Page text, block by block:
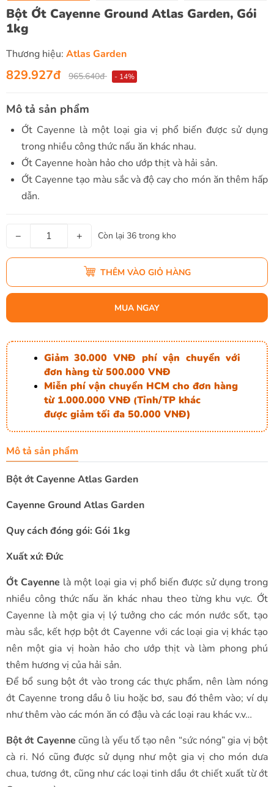
Bột Ớt Cayenne Ground Atlas Garden, Gói
1kg
Thương hiệu: Atlas Garden
829.927đ 965.640đ - 14%
Mô tả sản phẩm
Ớt Cayenne là một loại gia vị phổ biến được sử dụng
trong nhiều công thức nấu ăn khác nhau.
Ớt Cayenne hoàn hảo cho ướp thịt và hải sản.
Ớt Cayenne tạo màu sắc và độ cay cho món ăn thêm hấp
dẫn.
− + Còn lại 36 trong kho
THÊM VÀO GIỎ HÀNG
MUA NGAY
Giảm 30.000 VNĐ phí vận chuyển với
đơn hàng từ 500.000 VNĐ
Miễn phí vận chuyển HCM cho đơn hàng
từ 1.000.000 VNĐ (Tỉnh/TP khác
được giảm tối đa 50.000 VNĐ)
Mô tả sản phẩm
Bột ớt Cayenne Atlas Garden
Cayenne Ground Atlas Garden
Quy cách đóng gói: Gói 1kg
Xuất xứ:Đức
Ớt Cayenne là một loại gia vị phổ biến được sử dụng trong
nhiều công thức nấu ăn khác nhau theo từng khu vực. Ớt
Cayenne là một gia vị lý tưởng cho các món nước sốt, tạo
màu sắc, kết hợp bột ớt Cayenne với các loại gia vị khác tạo
nên một gia vị hoàn hảo cho ướp thịt và làm phong phú
thêm hương vị của hải sản.
Để bổ sung bột ớt vào trong các thực phẩm, nên làm nóng
ớt Cayenne trong dầu ô liu hoặc bơ, sau đó thêm vào; ví dụ
như thêm vào các món ăn có đậu và các loại rau khác v.v…
Bột ớt Cayenne cũng là yếu tố tạo nên “sức nóng” gia vị bột
cà ri. Nó cũng được sử dụng như một gia vị cho món dưa
chua, tương ớt, cũng như các loại tinh dầu ớt chiết xuất từ ớt